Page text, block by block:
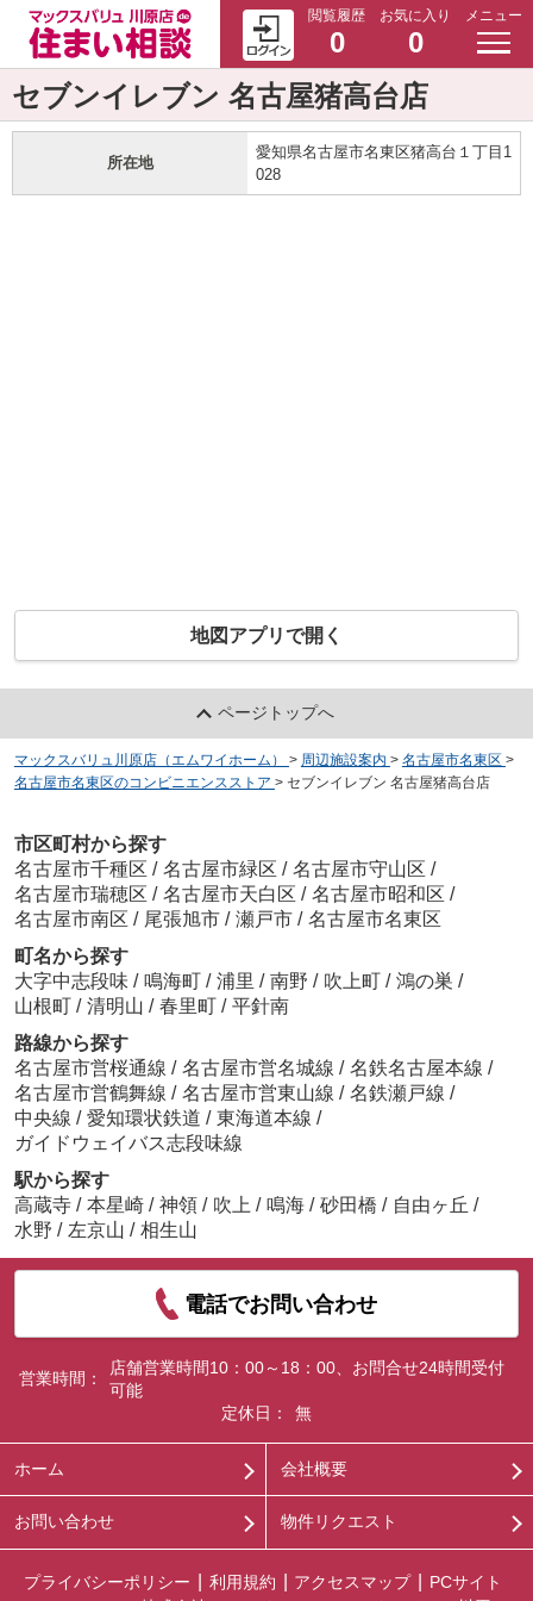
閲覧履歴
0
お気に入り
0
メニュー
セブンイレブン 名古屋猪高台店
所在地
愛知県名古屋市名東区猪高台１丁目1
028
地図アプリで開く
ページトップへ
マックスバリュ川原店（エムワイホーム） > 周辺施設案内 > 名古屋市名東区 >
名古屋市名東区のコンビニエンスストア > セブンイレブン 名古屋猪高台店
市区町村から探す
名古屋市千種区 / 名古屋市緑区 / 名古屋市守山区 /
名古屋市瑞穂区 / 名古屋市天白区 / 名古屋市昭和区 /
名古屋市南区 / 尾張旭市 / 瀬戸市 / 名古屋市名東区
町名から探す
大字中志段味 / 鳴海町 / 浦里 / 南野 / 吹上町 / 鴻の巣 /
山根町 / 清明山 / 春里町 / 平針南
路線から探す
名古屋市営桜通線 / 名古屋市営名城線 / 名鉄名古屋本線 /
名古屋市営鶴舞線 / 名古屋市営東山線 / 名鉄瀬戸線 /
中央線 / 愛知環状鉄道 / 東海道本線 /
ガイドウェイバス志段味線
駅から探す
高蔵寺 / 本星崎 / 神領 / 吹上 / 鳴海 / 砂田橋 / 自由ヶ丘 /
水野 / 左京山 / 相生山
電話でお問い合わせ
営業時間：
店舗営業時間10：00～18：00、お問合せ24時間受付
可能
定休日：
無
ホーム 会社概要
お問い合わせ 物件リクエスト
プライバシーポリシー 利用規約 アクセスマップ
PCサイト